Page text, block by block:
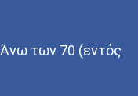
των 70 (εντός